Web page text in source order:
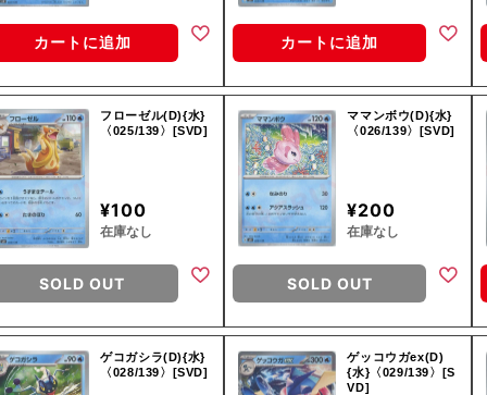
カートに追加 カートに追加
フローゼル(D){水}
〈025/139〉[SVD]
¥100
在庫なし
SOLD OUT
ママンボウ(D){水}
〈026/139〉[SVD]
¥200
在庫なし
SOLD OUT
ゲコガシラ(D){水}
〈028/139〉[SVD]
ゲッコウガex(D)
{水}〈029/139〉[S
VD]